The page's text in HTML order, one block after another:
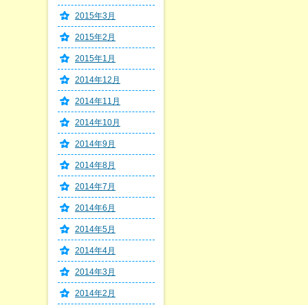
2015年3月
2015年2月
2015年1月
2014年12月
2014年11月
2014年10月
2014年9月
2014年8月
2014年7月
2014年6月
2014年5月
2014年4月
2014年3月
2014年2月